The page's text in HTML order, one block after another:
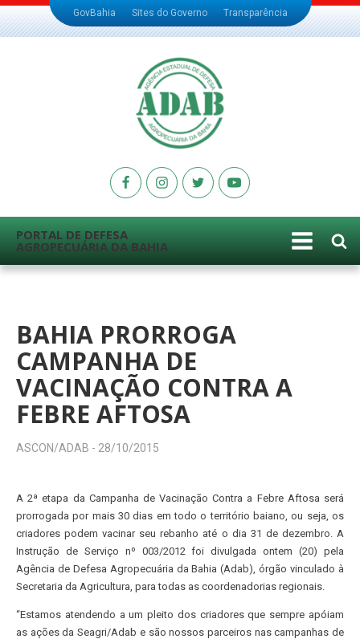
GovBahia Sites do Governo Transparência
PORTAL DE DEFESA
AGROPECUÁRIA DA BAHIA
BAHIA PRORROGA
CAMPANHA DE
VACINAÇÃO CONTRA A
FEBRE AFTOSA
ASCON/ADAB - 28/10/2015
A 2ª etapa da Campanha de Vacinação Contra a Febre Aftosa será
prorrogada por mais 30 dias em todo o território baiano, ou seja, os
criadores podem vacinar seu rebanho até o dia 31 de dezembro. A
Instrução de Serviço nº 003/2012 foi divulgada ontem (20) pela
Agência de Defesa Agropecuária da Bahia (Adab), órgão vinculado à
Secretaria da Agricultura, para todas as coordenadorias regionais.
“Estamos atendendo a um pleito dos criadores que sempre apóiam
as ações da Seagri/Adab e são nossos parceiros nas campanhas de